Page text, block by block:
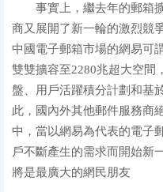
事實上，繼去年的郵箱擴
商又展開了新一輪的激烈競
中國電子郵箱市場的網易可
雙雙擴容至2280兆超大空間
盤、用戶活躍積分計劃和
此，國內外其他郵件服務商
中，當以網易為代表的電子
戶不斷產生的需求而開始新
將是最廣大的網民朋友